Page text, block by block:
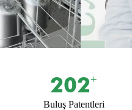
203+
Buluş Patentleri